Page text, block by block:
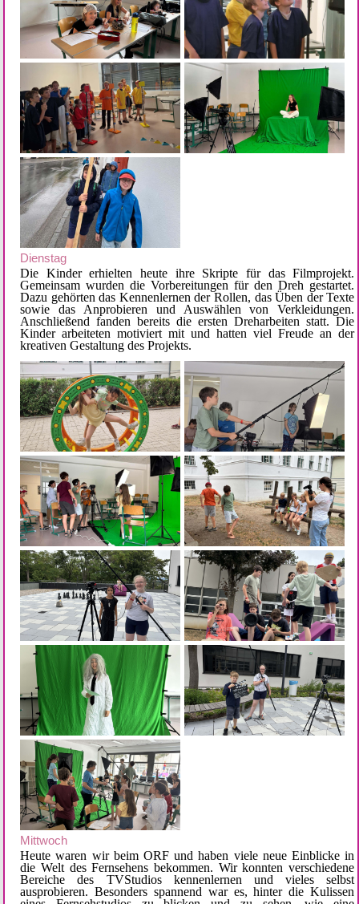
Dienstag
Die Kinder erhielten heute ihre Skripte für das Filmprojekt.
Gemeinsam wurden die Vorbereitungen für den Dreh gestartet.
Dazu gehörten das Kennenlernen der Rollen, das Üben der Texte
sowie das Anprobieren und Auswählen von Verkleidungen.
Anschließend fanden bereits die ersten Dreharbeiten statt. Die
Kinder arbeiteten motiviert mit und hatten viel Freude an der
kreativen Gestaltung des Projekts.
Mittwoch
Heute waren wir beim ORF und haben viele neue Einblicke in
die Welt des Fernsehens bekommen. Wir konnten verschiedene
Bereiche des TVStudios kennenlernen und vieles selbst
ausprobieren. Besonders spannend war es, hinter die Kulissen